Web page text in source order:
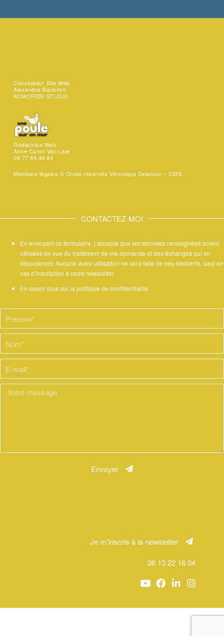
Concepteur Site Web
Alexandra Bianchini
KOMOREBI STUDIO
Rédactrice Web
Anne Caron Van Laer
06 77 84 44 84
Mentions légales © Droits réservés Véronique Delacour – 2020
CONTACTEZ-MOI
En envoyant ce formulaire, j’accepte que les données renseignées soient
utilisées en vue du traitement de ma demande et des échanges qui en
découleront. Aucune autre utilisation ne sera faite de ces éléments, sauf en
cas d’inscription à notre newsletter
En savoir plus sur la politique de confidentialité
Envoyer
Je m'inscris à la newsletter
06 13 22 16 04